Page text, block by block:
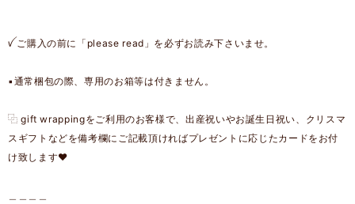
ꪜ ご購入の前に「please read」を必ずお読み下さいませ。
▪︎通常梱包の際、専用のお箱等は付きません。
⿻ gift wrappingをご利用のお客様で、出産祝いやお誕生日祝い、クリスマ
スギフトなどを備考欄にご記載頂ければプレゼントに応じたカードをお付
け致します❤︎